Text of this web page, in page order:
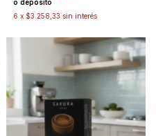
o depósito
6 x $3.258,33 sin interés